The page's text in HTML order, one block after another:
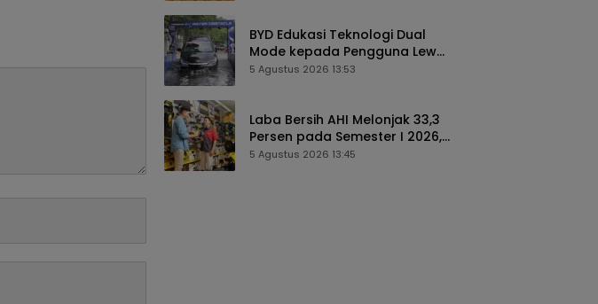
BYD Edukasi Teknologi Dual
Mode kepada Pengguna Lewat
Komunitas BEYOND di GIIAS
5 Agustus 2026 13:53
Laba Bersih AHI Melonjak 33,3
Persen pada Semester I 2026,
Ekspansi AZKO Berlanjut hingga
5 Agustus 2026 13:45